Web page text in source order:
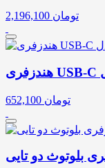
2,196,100 تومان
652,100 تومان